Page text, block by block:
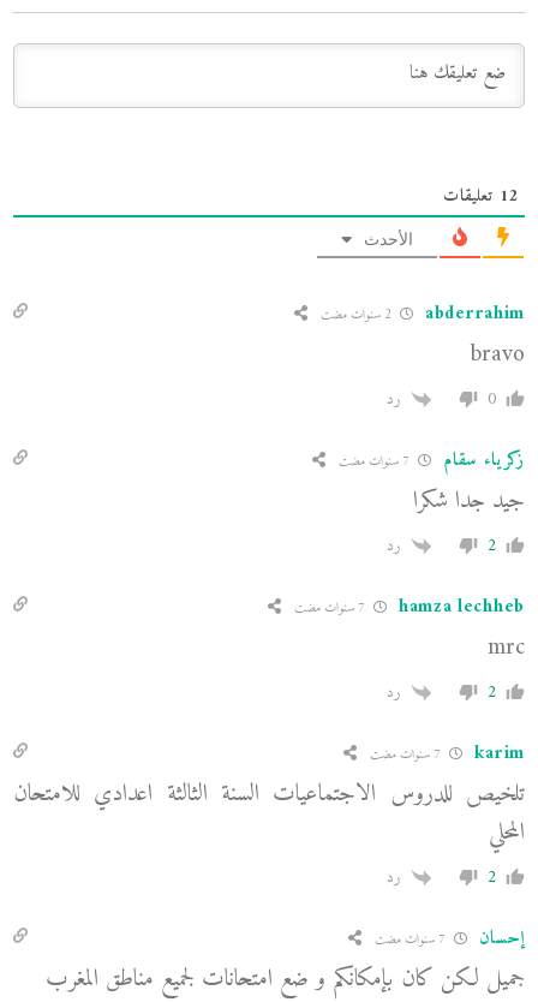
12 تعليقات
الأحدث
abderrahim
bravo
0 رد
زكرياء سقام
جيد جدا شكرا
2 رد
hamza lechheb
mrc
2 رد
karim
تلخيص للدروس الاجتماعيات السنة الثالثة اعدادي للامتحان
المحلي
2 رد
إحسان
جميل لكن كان بإمكانكم و ضع امتحانات لجميع مناطق المغرب